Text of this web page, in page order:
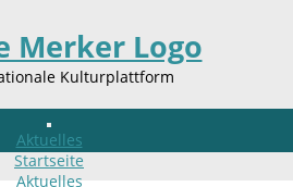
Kulturplattform
Aktuelles
Startseite
Aktuelles